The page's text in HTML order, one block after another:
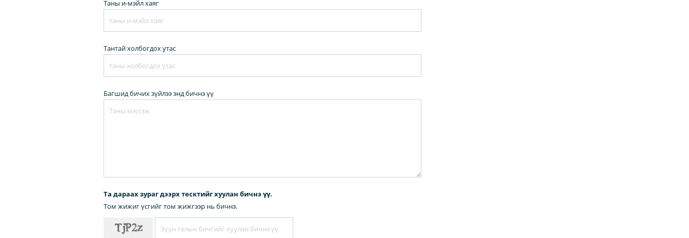
Таны и-мэйл хаяг
Тантай холбогдох утас
Багшид бичих зүйлээ энд бичнэ үү
Та дараах зураг дээрх тесктийг хуулан бичнэ үү.
Том жижиг үсгийг том жижгээр нь бичнэ.